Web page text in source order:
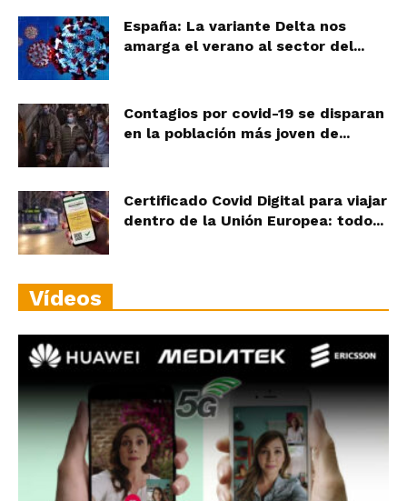
España: La variante Delta nos
amarga el verano al sector del...
Contagios por covid-19 se disparan
en la población más joven de...
Certificado Covid Digital para viajar
dentro de la Unión Europea: todo...
Vídeos